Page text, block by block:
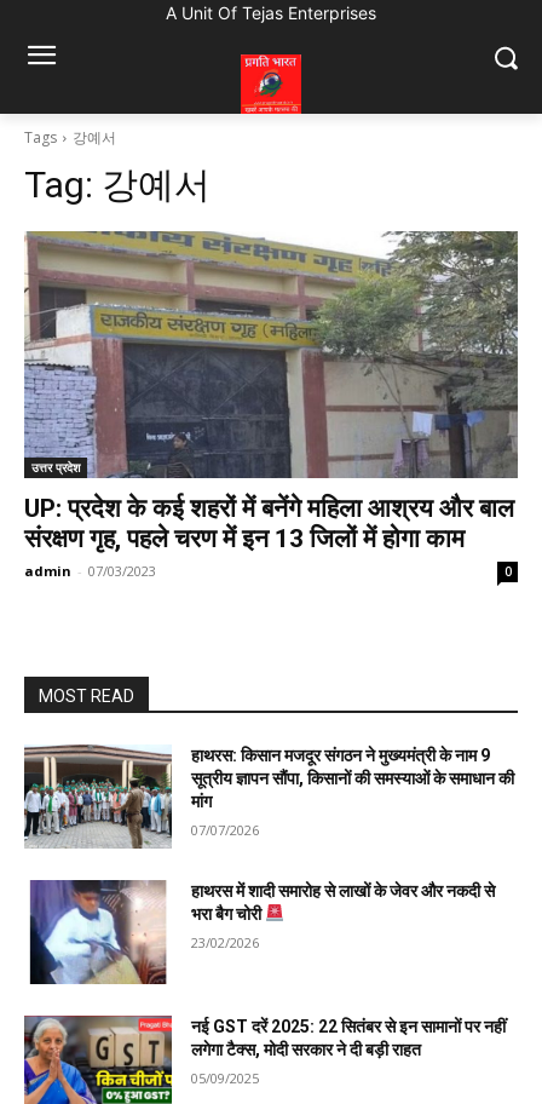
A Unit Of Tejas Enterprises
Tags 강예서
Tag: 강예서
उत्तर प्रदेश
UP: प्रदेश के कई शहरों में बनेंगे महिला आश्रय और बाल
संरक्षण गृह, पहले चरण में इन 13 जिलों में होगा काम
admin - 07/03/2023 0
MOST READ
हाथरस: किसान मजदूर संगठन ने मुख्यमंत्री के नाम 9
सूत्रीय ज्ञापन सौंपा, किसानों की समस्याओं के समाधान की
मांग
07/07/2026
हाथरस में शादी समारोह से लाखों के जेवर और नकदी से
भरा बैग चोरी
23/02/2026
नई GST दरें 2025: 22 सितंबर से इन सामानों पर नहीं
लगेगा टैक्स, मोदी सरकार ने दी बड़ी राहत
05/09/2025